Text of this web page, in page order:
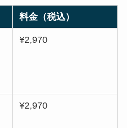
料金（税込）
¥2,970
¥2,970